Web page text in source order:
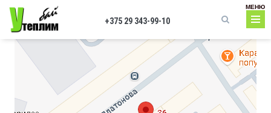
Перейти к основному содержанию МЕНЮ
Форма поиска
+375 29 343-99-10